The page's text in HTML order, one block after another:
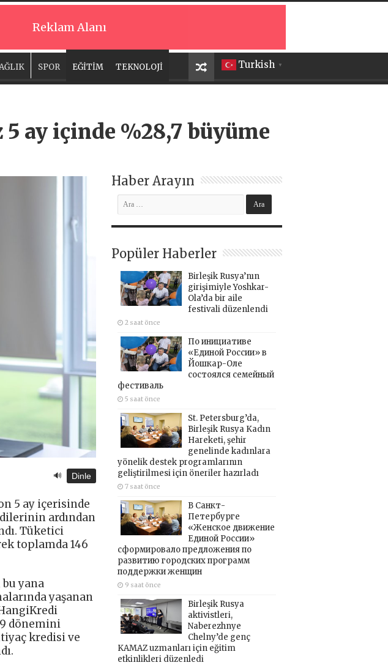
Reklam Alanı
Turkish ▼
SPOR EĞİTİM TEKNOLOJİ
ay içinde %28,7 büyüme
🔊 Dinle
5 ay içerisinde
ardından
Tüketici
toplamda 146
yana
yaşanan
dönemini
kredisi ve
Haber Arayın
Popüler Haberler
Birleşik Rusya’nın
girişimiyle Yoshkar-
Ola’da bir aile
festivali düzenlendi
2 saat önce
По инициативе
«Единой России» в
Йошкар-Оле
состоялся семейный
фестиваль
5 saat önce
St. Petersburg’da,
Birleşik Rusya Kadın
Hareketi, şehir
genelinde kadınlara
yönelik destek programlarının
geliştirilmesi için öneriler hazırladı
7 saat önce
В Санкт-
Петербурге
«Женское движение
Единой России»
сформировало предложения по
развитию городских программ
поддержки женщин
9 saat önce
Birleşik Rusya
aktivistleri,
Naberezhnye
Chelny’de genç
KAMAZ uzmanları için eğitim
etkinlikleri düzenledi